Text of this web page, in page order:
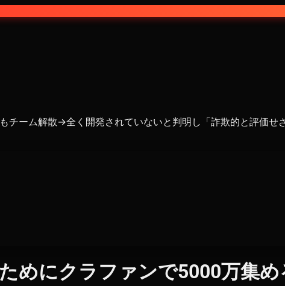
チーム解散→全く開発されていないと判明し「詐欺的と評価せ
めにクラファンで5000万集